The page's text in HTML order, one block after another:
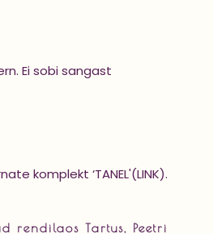
Ei sobi sangast
komplekt‘TANEL'(LINK).
rendilaos Tartus, Peetri